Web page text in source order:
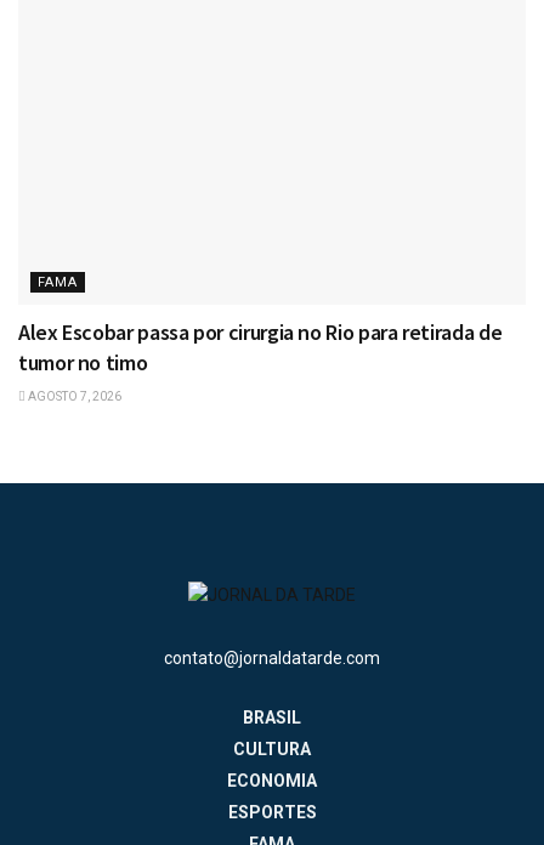
FAMA
Alex Escobar passa por cirurgia no Rio para retirada de
tumor no timo
AGOSTO 7, 2026
contato@jornaldatarde.com
BRASIL
CULTURA
ECONOMIA
ESPORTES